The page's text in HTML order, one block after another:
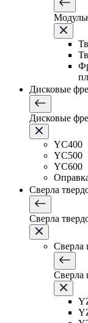
Дисковые
Дисковые
YC400
YC500
YC600
Сверла
Сверла
Сверла
Сверла